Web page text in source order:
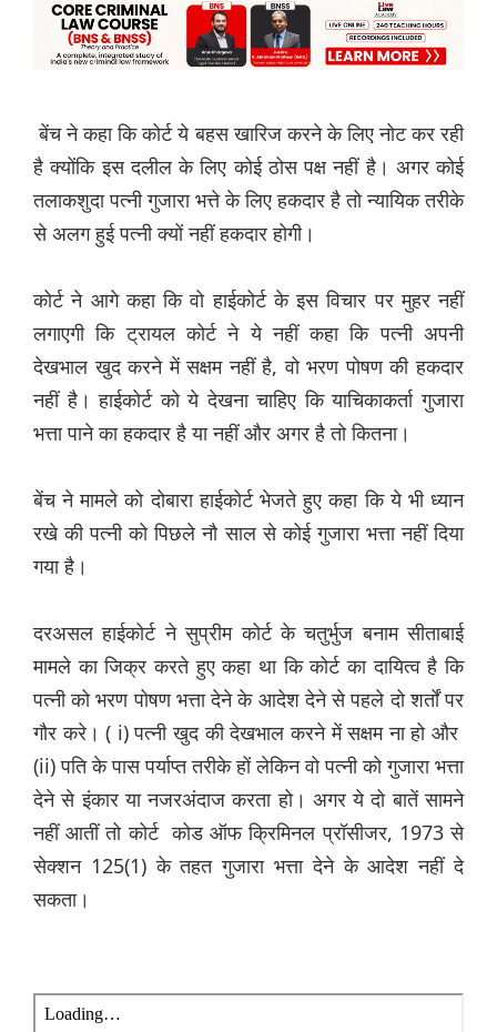
बेंच ने कहा कि कोर्ट ये बहस खारिज करने के लिए नोट कर रही
है क्योंकि इस दलील के लिए कोई ठोस पक्ष नहीं है। अगर कोई
तलाकशुदा पत्नी गुजारा भत्ते के लिए हकदार है तो न्यायिक तरीके
से अलग हुई पत्नी क्यों नहीं हकदार होगी।
कोर्ट ने आगे कहा कि वो हाईकोर्ट के इस विचार पर मुहर नहीं
लगाएगी कि ट्रायल कोर्ट ने ये नहीं कहा कि पत्नी अपनी
देखभाल खुद करने में सक्षम नहीं है, वो भरण पोषण की हकदार
नहीं है। हाईकोर्ट को ये देखना चाहिए कि याचिकाकर्ता गुजारा
भत्ता पाने का हकदार है या नहीं और अगर है तो कितना।
बेंच ने मामले को दोबारा हाईकोर्ट भेजते हुए कहा कि ये भी ध्यान
रखे की पत्नी को पिछले नौ साल से कोई गुजारा भत्ता नहीं दिया
गया है।
दरअसल हाईकोर्ट ने सुप्रीम कोर्ट के चतुर्भुज बनाम सीताबाई
मामले का जिक्र करते हुए कहा था कि कोर्ट का दायित्व है कि
पत्नी को भरण पोषण भत्ता देने के आदेश देने से पहले दो शर्तों पर
गौर करे। ( i) पत्नी खुद की देखभाल करने में सक्षम ना हो और
(ii) पति के पास पर्याप्त तरीके हों लेकिन वो पत्नी को गुजारा भत्ता
देने से इंकार या नजरअंदाज करता हो। अगर ये दो बातें सामने
नहीं आतीं तो कोर्ट कोड ऑफ क्रिमिनल प्रॉसीजर, 1973 से
सेक्शन 125(1) के तहत गुजारा भत्ता देने के आदेश नहीं दे
सकता।